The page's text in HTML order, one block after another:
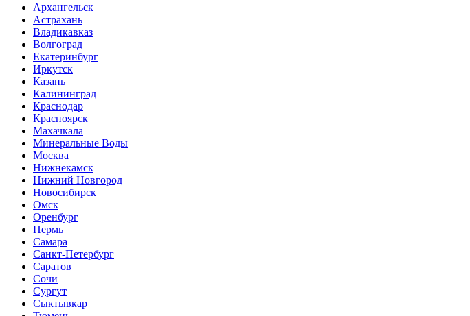
Архангельск
Астрахань
Владикавказ
Волгоград
Екатеринбург
Иркутск
Казань
Калининград
Краснодар
Красноярск
Махачкала
Минеральные Воды
Москва
Нижнекамск
Нижний Новгород
Новосибирск
Омск
Оренбург
Пермь
Самара
Санкт-Петербург
Саратов
Сочи
Сургут
Сыктывкар